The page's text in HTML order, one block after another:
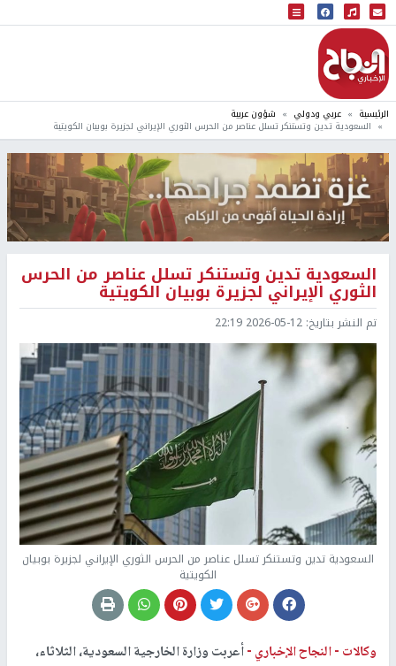
البث المباشر
إذاعة النجاح
الرئيسية عربي ودولي شؤون عربية
السعودية تدين وتستنكر تسلل عناصر من الحرس الثوري الإيراني لجزيرة بوبيان الكويتية
السعودية تدين وتستنكر تسلل عناصر من الحرس
الثوري الإيراني لجزيرة بوبيان الكويتية
تم النشر بتاريخ: 2026-05-12 22:19
السعودية تدين وتستنكر تسلل عناصر من الحرس الثوري الإيراني لجزيرة بوبيان
الكويتية
وكالات -النجاح الإخباري -أعربت وزارة الخارجية السعودية، الثلاثاء،